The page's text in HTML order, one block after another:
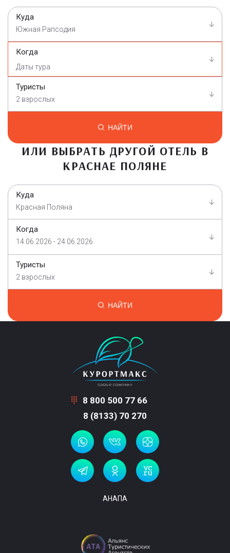
Куда
Южная Рапсодия
Когда
Туристы
2 взрослых
НАЙТИ
ИЛИ ВЫБРАТЬ ДРУГОЙ ОТЕЛЬ В
КРАСНАЕ ПОЛЯНЕ
Куда
Красная Поляна
Когда
14.06.2026 - 24.06.2026
Туристы
2 взрослых
НАЙТИ
8 800 500 77 66
8 (8133) 70 270
АНАПА